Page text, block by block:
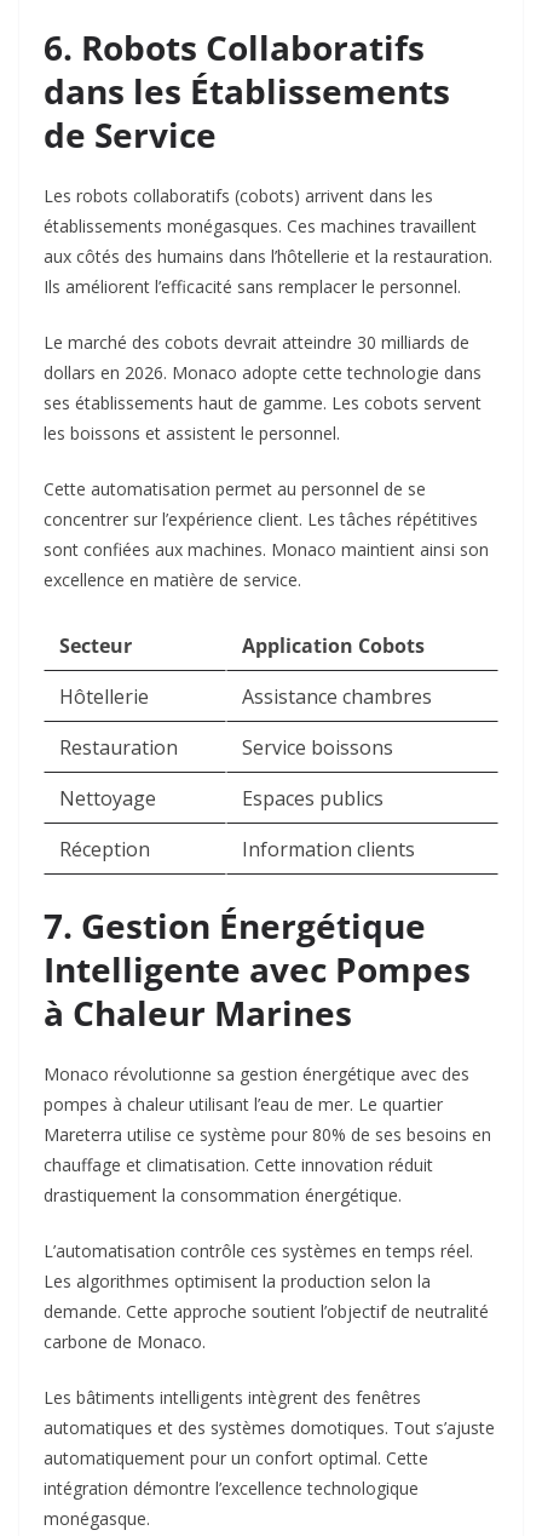
6. Robots Collaboratifs
dans les Établissements
de Service
Les robots collaboratifs (cobots) arrivent dans les
établissements monégasques. Ces machines travaillent
aux côtés des humains dans l’hôtellerie et la restauration.
Ils améliorent l’efficacité sans remplacer le personnel.​
Le marché des cobots devrait atteindre 30 milliards de
dollars en 2026. Monaco adopte cette technologie dans
ses établissements haut de gamme. Les cobots servent
les boissons et assistent le personnel.​
Cette automatisation permet au personnel de se
concentrer sur l’expérience client. Les tâches répétitives
sont confiées aux machines. Monaco maintient ainsi son
excellence en matière de service.​
Secteur
Application Cobots
Hôtellerie
Assistance chambres
Restauration
Service boissons
Nettoyage
Espaces publics
Réception
Information clients
7. Gestion Énergétique
Intelligente avec Pompes
à Chaleur Marines
Monaco révolutionne sa gestion énergétique avec des
pompes à chaleur utilisant l’eau de mer. Le quartier
Mareterra utilise ce système pour 80% de ses besoins en
chauffage et climatisation. Cette innovation réduit
drastiquement la consommation énergétique.​
L’automatisation contrôle ces systèmes en temps réel.
Les algorithmes optimisent la production selon la
demande. Cette approche soutient l’objectif de neutralité
carbone de Monaco.​
Les bâtiments intelligents intègrent des fenêtres
automatiques et des systèmes domotiques. Tout s’ajuste
automatiquement pour un confort optimal. Cette
intégration démontre l’excellence technologique
monégasque.​